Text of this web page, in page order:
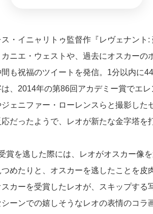
・イニャリトゥ監督作『レヴェナント
ニエ・ウェストや、過去にオスカーの
も祝福のツイートを発信。1分以内に
、2014年の第86回アカデミー賞でエ
ェニファー・ローレンスらと撮影した
だったようで、レオが新たな金字塔を
賞を逃した際には、レオがオスカー像
めたりと、オスカーを逃したことを皮
カーを受賞したレオが、スキップする
ーンでの嬉しそうなレオの表情のコラ